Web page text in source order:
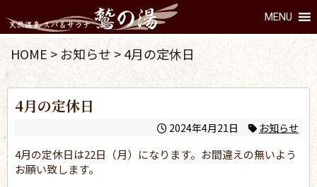
MENU
HOME > お知らせ >4月の定休日
4月の定休日
2024年4月21日 お知らせ
4月の定休日は22日（月）になります。お間違えの無いよう
お願い致します。